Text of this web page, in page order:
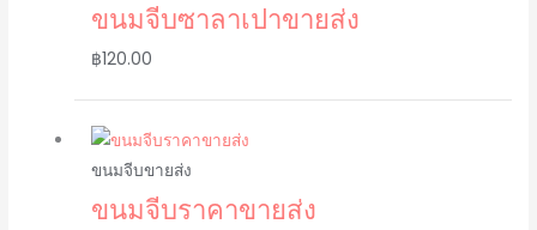
ขนมจีบซาลาเปาขายส่ง
฿120.00
ขนมจีบขายส่ง
ขนมจีบราคาขายส่ง